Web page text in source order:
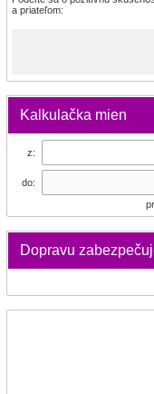
a priateľom:
Kalkulačka mien
z:
do:
Dopravu